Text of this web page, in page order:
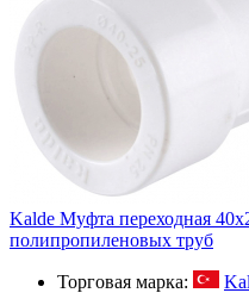
Kalde Муфта переходная
полипропиленовых труб
Торговая марка: